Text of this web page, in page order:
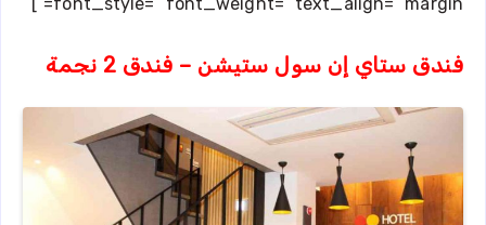
فندق ستاي إن سول ستيشن – فندق 2 نجمة